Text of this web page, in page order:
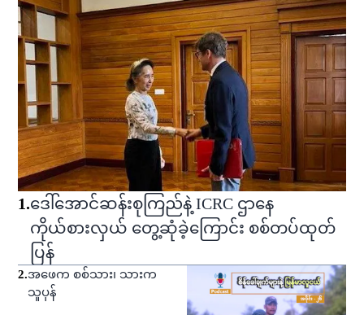
1.ဒေါ်အောင်ဆန်းစုကြည်နဲ့ ICRC ဌာနေ
ကိုယ်စားလှယ် တွေ့ဆုံခဲ့ကြောင်း စစ်တပ်ထုတ်
ပြန်
2.အဖေက စစ်သား၊ သားက
သူပုန်